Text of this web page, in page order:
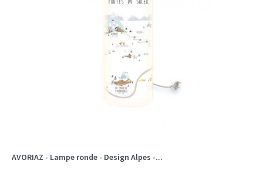
AVORIAZ - Lampe ronde - Design Alpes -...